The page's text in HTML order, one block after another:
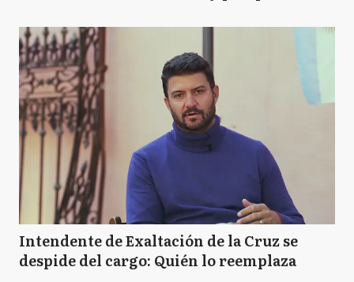
Intendente de Exaltación de la Cruz se
despide del cargo: Quién lo reemplaza